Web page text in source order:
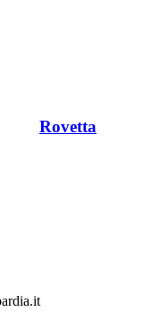
Rovetta